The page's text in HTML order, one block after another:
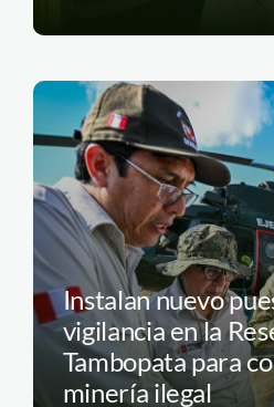
Instalan nuevo
vigilancia en la
Tambopata para
minería ilegal